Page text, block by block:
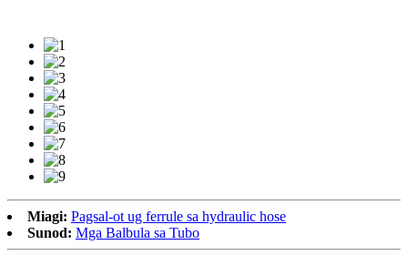
Miagi: Pagsal-ot ug ferrule sa hydraulic hose
Sunod: Mga Balbula sa Tubo